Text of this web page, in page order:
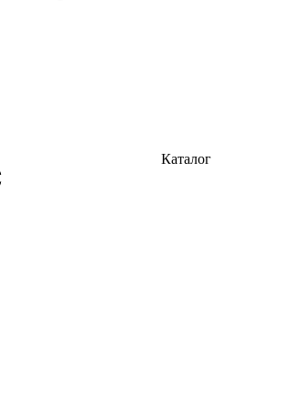
Каталог